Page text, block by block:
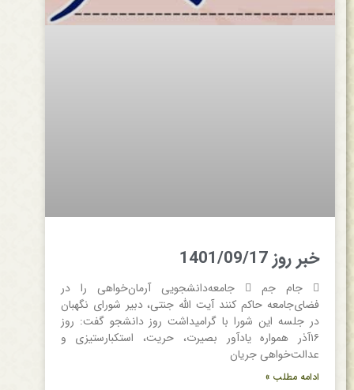
خبر روز 1401/09/17
 جام جم  جامعه‌دانشجویی آرمان‌خواهی را در
فضای‌جامعه حاکم کنند آیت الله جنتی، دبیر شورای نگهبان
در جلسه این شورا با گرامیداشت روز دانشجو گفت: ‌روز
۱۶آذر همواره یادآور بصیرت، حریت، استکبارستیزی و
عدالت‌خواهی جریان
ادامه مطلب »